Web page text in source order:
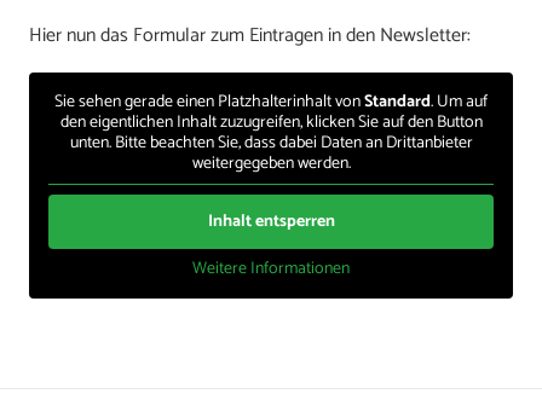
Hier nun das Formular zum Eintragen in den Newsletter:
Sie sehen gerade einen Platzhalterinhalt vonStandard. Um auf
den eigentlichen Inhalt zuzugreifen, klicken Sie auf den Button
unten. Bitte beachten Sie, dass dabei Daten an Drittanbieter
weitergegeben werden.
Inhalt entsperren
Weitere Informationen